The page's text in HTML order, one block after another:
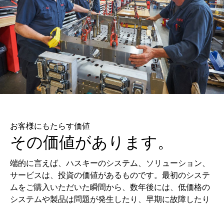
お客様にもたらす価値
その価値があります。
端的に言えば、ハスキーのシステム、ソリューション、
サービスは、投資の価値があるものです。最初のシステ
ムをご購入いただいた瞬間から、数年後には、低価格の
システムや製品は問題が発生したり、早期に故障したり